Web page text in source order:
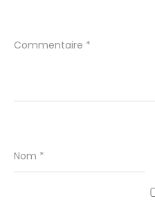
Commentaire *
Nom *